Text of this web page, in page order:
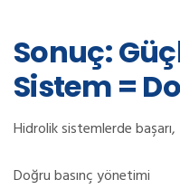
Sonuç:
Sistem =
Hidrolik sistemlerde
Doğru basınç yönetimi